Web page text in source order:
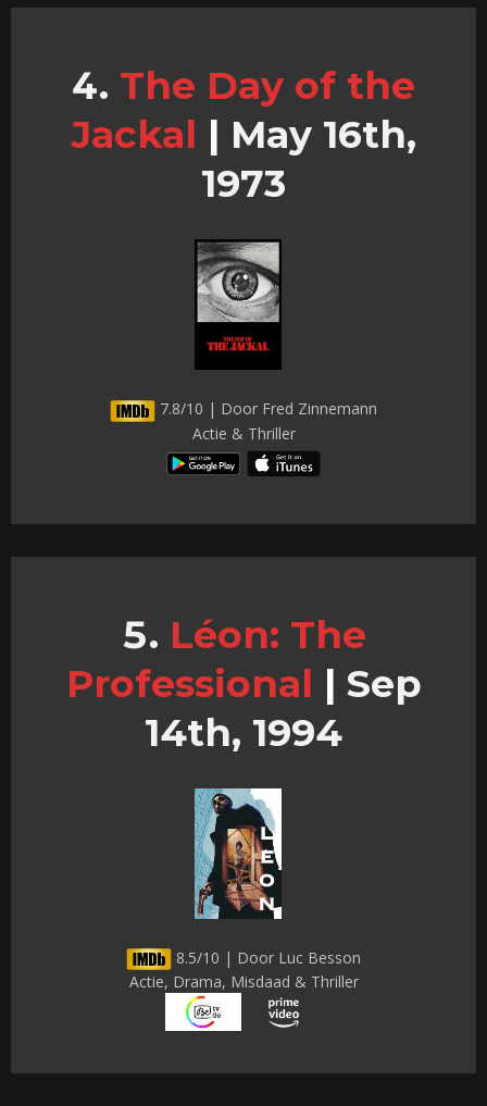
The Day of the
Jackal | May 16th,
1973
7.8/10 | Door Fred Zinnemann
Actie & Thriller
Léon: The
Professional | Sep
14th, 1994
8.5/10 | Door Luc Besson
Actie, Drama, Misdaad & Thriller